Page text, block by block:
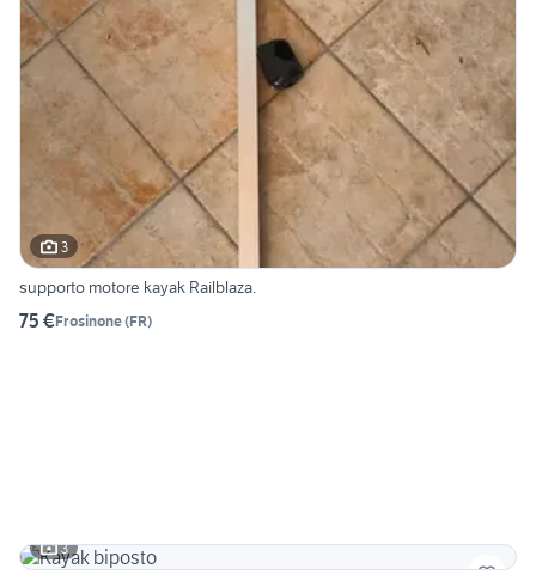
3
supporto motore kayak Railblaza.
75 €Frosinone(FR)
3